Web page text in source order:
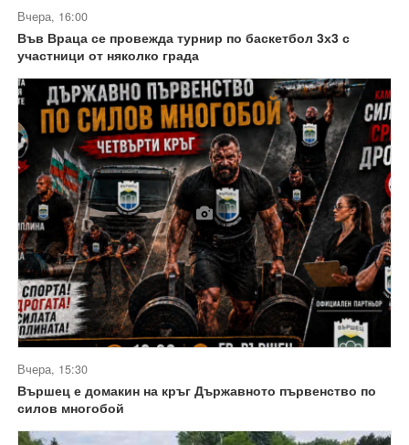
Вчера, 16:00
Във Враца се провежда турнир по баскетбол 3х3 с
участници от няколко града
Вчера, 15:30
Вършец е домакин на кръг Държавното първенство по
силов многобой